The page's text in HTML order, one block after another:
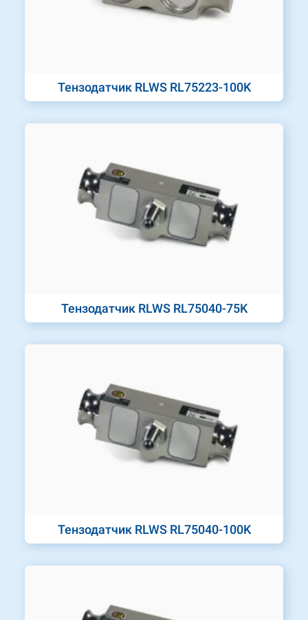
Тензодатчик RLWS RL75223-100K
Тензодатчик RLWS RL75040-75K
Тензодатчик RLWS RL75040-100K